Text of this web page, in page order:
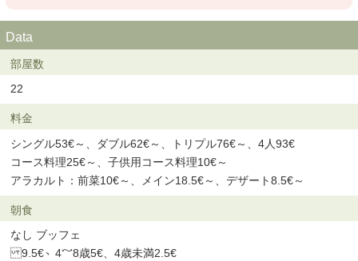
Data
部屋数
22
料金
シングル53€～、ダブル62€～、トリプル76€～、4人93€
コース料理25€～、子供用コース料理10€～
アラカルト：前菜10€～、メイン18.5€～、デザート8.5€～
朝食
なし ブッフェ
9.5€、4～8歳5€、4歳未満2.5€